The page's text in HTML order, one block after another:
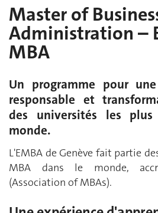
Master of
Administration –
MBA
Un programme pour
responsable et
des universités les plus
monde.
L'EMBA de Genève fait partie
MBA dans le monde,
(Association of MBAs).